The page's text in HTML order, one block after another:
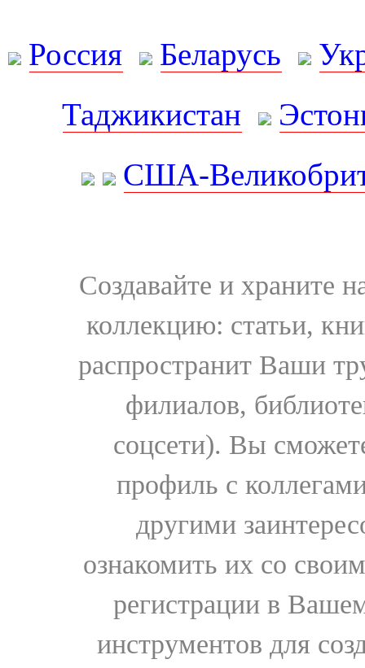
Россия Беларусь
Таджикистан
США-
Создавайте и храните
коллекцию: статьи,
распространит Ваши
филиалов,
соцсети). Вы
профиль с
другими
ознакомить их со
регистрации в
инструментов для